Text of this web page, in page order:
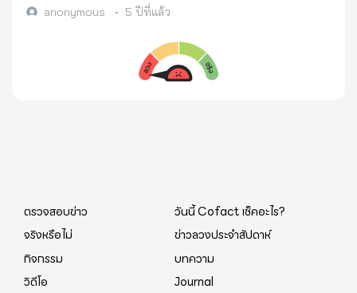
anonymous • 5 ปีที่แล้ว
ตรวจสอบข่าว
วันนี้ Cofact เช็คอะไร?
จริงหรือไม่
ข่าวลวงประจำสัปดาห์
กิจกรรม
บทความ
วิดีโอ
Journal